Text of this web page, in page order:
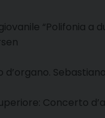
“Polifonia a
d’organo.
Concerto